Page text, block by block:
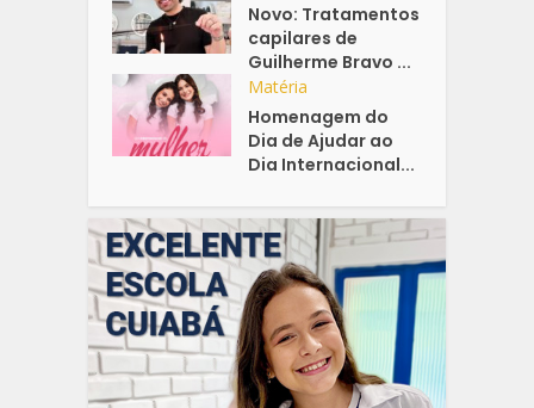
Novo: Tratamentos
capilares de
Guilherme Bravo ...
Matéria
Homenagem do
Dia de Ajudar ao
Dia Internacional...